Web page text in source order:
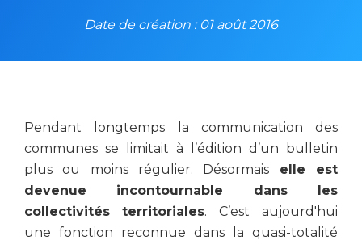
Date de création : 01 août 2016
Pendant longtemps la communication des
communes se limitait à l’édition d’un bulletin
plus ou moins régulier. Désormais elle est
devenue incontournable dans les
collectivités
territoriales. C’est aujourd'hui
une fonction reconnue dans la quasi-totalité